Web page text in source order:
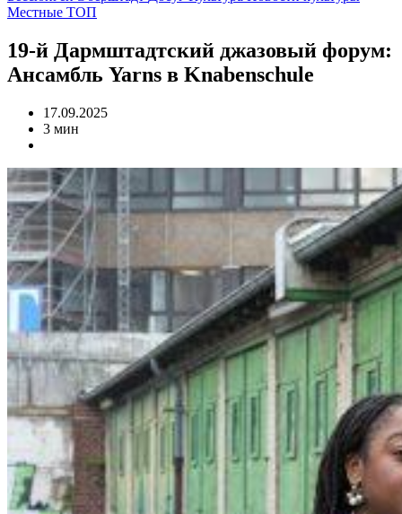
Местные ТОП
19-й Дармштадтский джазовый форум:
Ансамбль Yarns в Knabenschule
17.09.2025
3 мин